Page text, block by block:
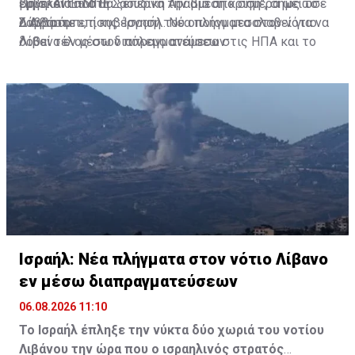
βρίσκονται στη Σαουδική Αραβία από σήμερα ως το
Σάββατο.
εμβέλεια που θα ξεπερνά την άμεση κρίση", σημείωσε
ο Αντράμπι, η κυβέρνηση του οποίου μεσολαβεί για να
δοθεί τέλος στον πόλεμο ανάμεσα στις ΗΠΑ και το
Πηγή: ΑΠΕ-ΜΠΕ
Διαβάστε επίσης:Ισραήλ: Νέα πλήγματα στον νότιο
Λίβανο εν μέσω διαπραγματεύσεων
Ισραήλ: Νέα πλήγματα στον νότιο Λίβανο
εν μέσω διαπραγματεύσεων
06.08.2026 11:10
Το Ισραήλ έπληξε την νύκτα δύο χωριά του νοτίου
Λιβάνου την ώρα που ο ισραηλινός στρατός